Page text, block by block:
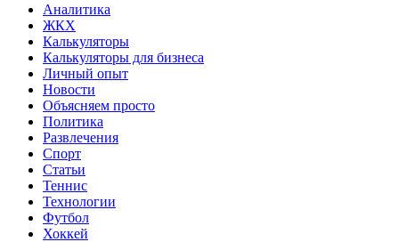
Аналитика
ЖКХ
Калькуляторы
Калькуляторы для бизнеса
Личный опыт
Новости
Объясняем просто
Политика
Развлечения
Спорт
Статьи
Теннис
Технологии
Футбол
Хоккей